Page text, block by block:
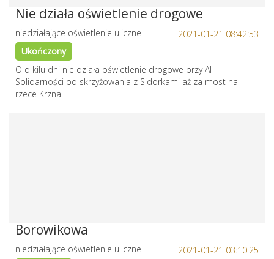
Nie działa oświetlenie drogowe
2021-01-21 08:42:53
niedziałające oświetlenie uliczne
Ukończony
O d kilu dni nie działa oświetlenie drogowe przy Al
Solidarności od skrzyżowania z Sidorkami aż za most na
rzece Krzna
Borowikowa
2021-01-21 03:10:25
niedziałające oświetlenie uliczne